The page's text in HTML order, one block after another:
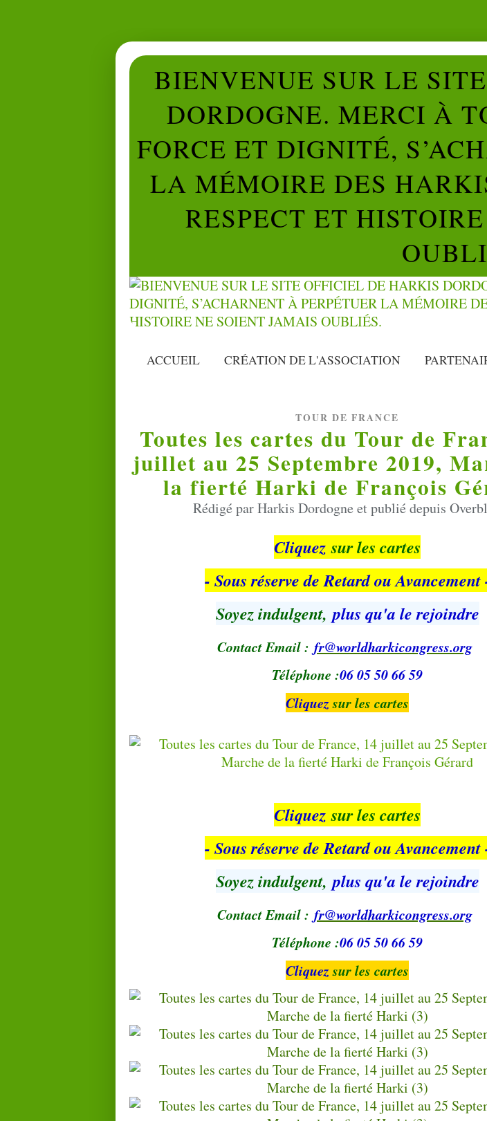
BIENVENUE SUR LE
DORDOGNE. MERCI À
FORCE ET DIGNITÉ,
LA MÉMOIRE DES
RESPECT ET
ACCUEIL CRÉATION DE L'ASSOCIATION
TOUR DE FRANCE
Toutes les cartes du Tour de
juillet au 25 Septembre 2019,
la fierté Harki de François
Rédigé par Harkis Dordogne et publié depuis
Cliquez sur les cartes
- Sous réserve de Retard ou Avancement
Soyez indulgent, plus qu'a le rejoindre
Contact Email : fr@worldharkicongress.org
Téléphone :06 05 50 66 59
Cliquezsur les cartes
Cliquez sur les cartes
- Sous réserve de Retard ou Avancement
Soyez indulgent, plus qu'a le rejoindre
Contact Email : fr@worldharkicongress.org
Téléphone :06 05 50 66 59
Cliquezsur les cartes